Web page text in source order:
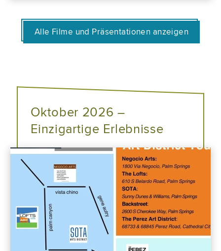
Alle Filme und Präsentationen anzeigen
Oktober 2026 –
Einzigartige Erlebnisse